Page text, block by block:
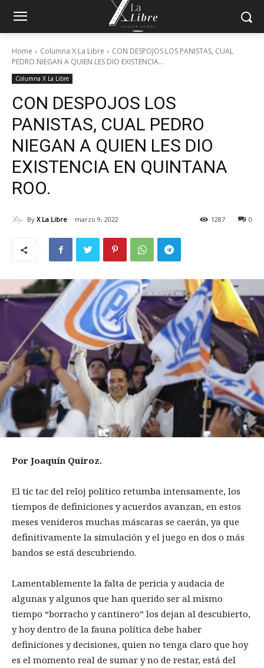
Home Columna X La Libre
CON DESPOJOS LOS PANISTAS, CUAL
PEDRO NIEGAN A QUIEN LES DIO EXISTENCIA...
Columna X La Libre
CON DESPOJOS LOS
PANISTAS, CUAL PEDRO
NIEGAN A QUIEN LES DIO
EXISTENCIA EN QUINTANA
ROO.
By X La Libre marzo 9, 2022 0
1287
Por Joaquín Quiroz.
El tic tac del reloj político retumba intensamente, los
tiempos de definiciones y acuerdos avanzan, en estos
meses venideros muchas máscaras se caerán, ya que
definitivamente la simulación y el juego en dos o más
bandos se está descubriendo.
Lamentablemente la falta de pericia y audacia de
algunas y algunos que han querido ser al mismo
tiempo “borracho y cantinero” los dejan al descubierto,
y hoy dentro de la fauna política debe haber
definiciones y decisiones, quien no tenga claro que hoy
es el momento real de sumar y no de restar, está del